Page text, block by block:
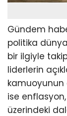
Gündem
politika
bir ilgiyle
liderlerin
kamuoyunun
ise enflasyon,
üzerindeki